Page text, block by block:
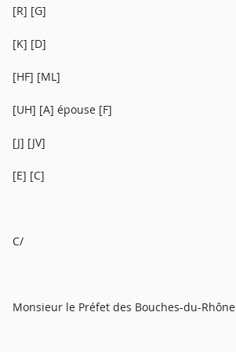
[R] [G]
[K] [D]
[HF] [ML]
[UH] [A] épouse [F]
[J] [JV]
[E] [C]
C/
Monsieur le Préfet des Bouches-du-Rhône